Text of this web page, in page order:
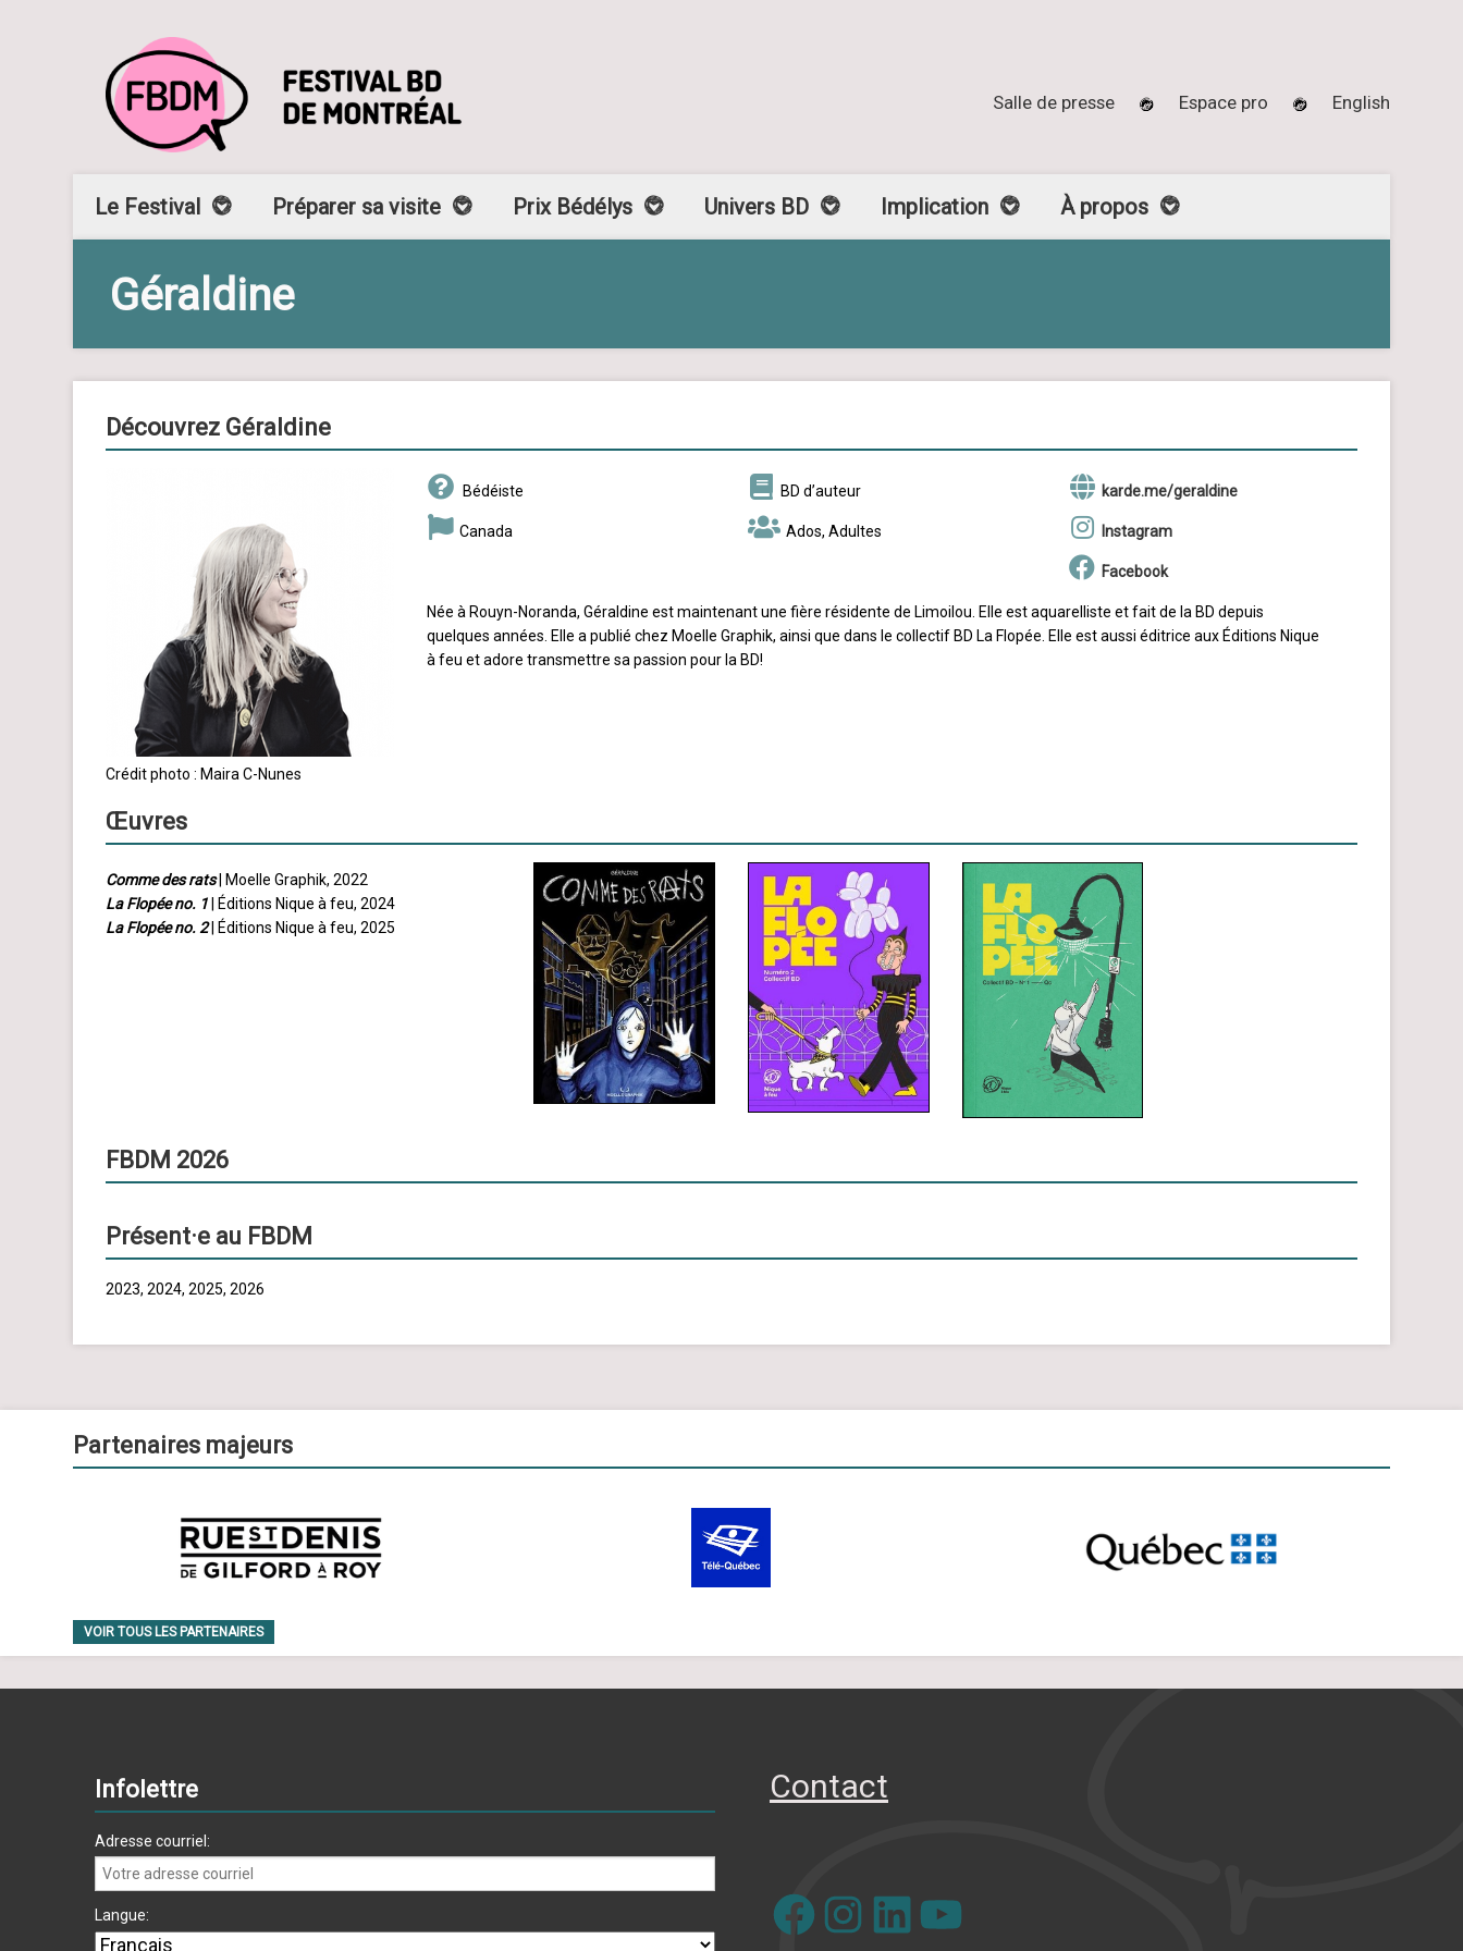
Salle de presse Espace pro English
Le Festival Préparer sa visite Prix Bédélys Univers BD Implication À propos
Géraldine
Découvrez Géraldine
Crédit photo : Maira C-Nunes
Bédéiste
Canada
BD d’auteur
Ados, Adultes
karde.me/geraldine
Instagram
Facebook
Née à Rouyn-Noranda, Géraldine est maintenant une fière résidente de Limoilou. Elle est aquarelliste et fait de la BD depuis
quelques années. Elle a publié chez Moelle Graphik, ainsi que dans le collectif BD La Flopée. Elle est aussi éditrice aux Éditions Nique
à feu et adore transmettre sa passion pour la BD!
Œuvres
Comme des rats| Moelle Graphik, 2022
La Flopée no. 1 | Éditions Nique à feu, 2024
La Flopée no. 2| Éditions Nique à feu, 2025
FBDM 2026
Présent·e au FBDM
2023, 2024, 2025, 2026
Partenaires majeurs
VOIR TOUS LES PARTENAIRES
Infolettre
Adresse courriel:
Langue:
Contact
FacebookInstagram YouTube